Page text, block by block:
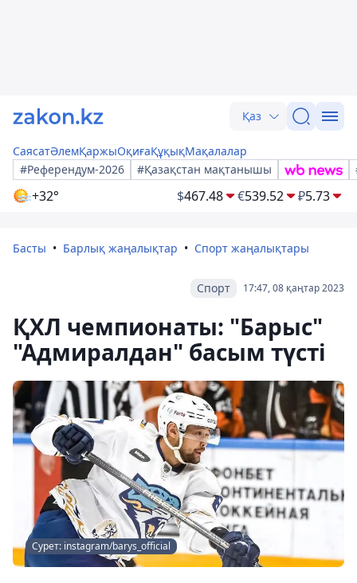
Қаз
СаясатӘлемҚаржыОқиғаҚұқықМақалалар
#Референдум-2026
#Қазақстан мақтанышы
+32° $467.48 €539.52 ₽5.73
Басты Барлық жаңалықтар Спорт жаңалықтары
17:47, 08 қаңтар 2023
Спорт
ҚХЛ чемпионаты: "Барыс"
"Адмиралдан" басым түсті
Cурет: instagram/barys_official